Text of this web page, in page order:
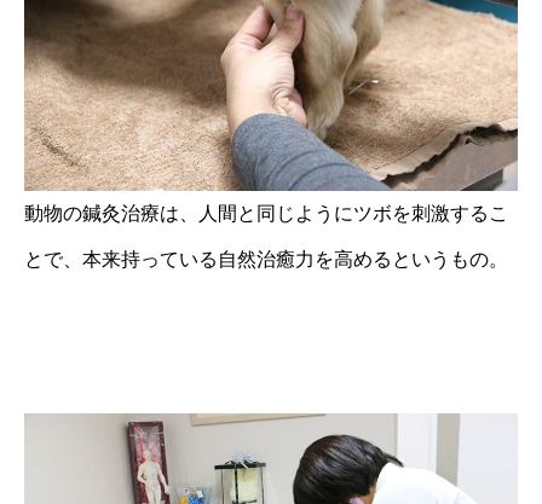
動物の鍼灸治療は、人間と同じようにツボを刺激するこ
とで、本来持っている自然治癒力を高めるというもの。